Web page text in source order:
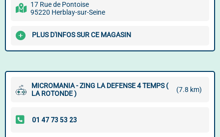
17 Rue de Pontoise
95220 Herblay-sur-Seine
PLUS D'INFOS SUR CE MAGASIN
MICROMANIA - ZING LA DEFENSE 4 TEMPS (
LA ROTONDE )
(7.8 km)